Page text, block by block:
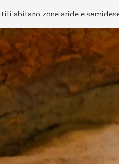
abitano zone aride e